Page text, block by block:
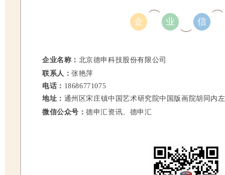
企 业 信
企业名称： 北京德申科技股份有限公司
联系人：张艳萍
电话： 18686771075
地址： 通州区宋庄镇中国艺术研究院中国版画院胡同内
微信公众号：德申汇资讯、德申汇